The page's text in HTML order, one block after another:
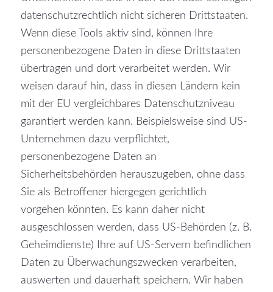
datenschutzrechtlich nicht sicheren Drittstaaten.
Wenn diese Tools aktiv sind, können Ihre
personenbezogene Daten in diese Drittstaaten
übertragen und dort verarbeitet werden. Wir
weisen darauf hin, dass in diesen Ländern kein
mit der EU vergleichbares Datenschutzniveau
garantiert werden kann. Beispielsweise sind US-
Unternehmen dazu verpflichtet,
personenbezogene Daten an
Sicherheitsbehörden herauszugeben, ohne dass
Sie als Betroffener hiergegen gerichtlich
vorgehen könnten. Es kann daher nicht
ausgeschlossen werden, dass US-Behörden (z. B.
Geheimdienste) Ihre auf US-Servern befindlichen
Daten zu Überwachungszwecken verarbeiten,
auswerten und dauerhaft speichern. Wir haben